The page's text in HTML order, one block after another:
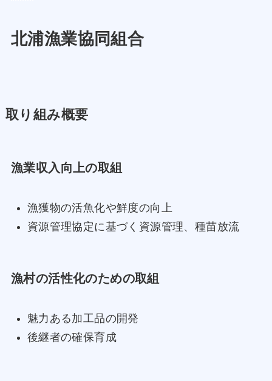
北浦漁業協同組合
取り組み概要
漁業収入向上の取組
漁獲物の活魚化や鮮度の向上
資源管理協定に基づく資源管理、種苗放流
漁村の活性化のための取組
魅力ある加工品の開発
後継者の確保育成